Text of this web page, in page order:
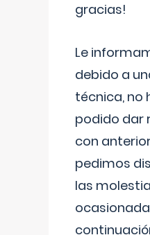
gracias!
Le
debido a
técnica, no
podido dar
con
pedimos
las